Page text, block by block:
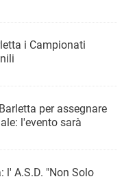
i Campionati
per assegnare
l'evento sarà
l' A.S.D. "Non Solo